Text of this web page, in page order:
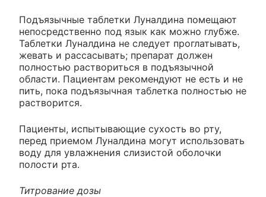
Подъязычные таблетки Луналдина помещают
непосредственно под язык как можно глубже.
Таблетки Луналдина не следует проглатывать,
жевать и рассасывать; препарат должен
полностью раствориться в подъязычной
области. Пациентам рекомендуют не есть и не
пить, пока подъязычная таблетка полностью не
растворится.
Пациенты, испытывающие сухость во рту,
перед приемом Луналдина могут использовать
воду для увлажнения слизистой оболочки
полости рта.
Титрование дозы